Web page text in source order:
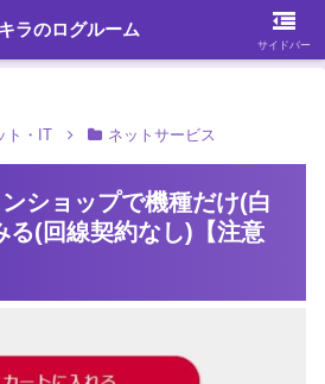
・パソコンを中心に何かを発見する
ト・IT ネットサービス
ンショップで機種だけ(白
る(回線契約なし)【注意
ラのログルーム
サイドバー